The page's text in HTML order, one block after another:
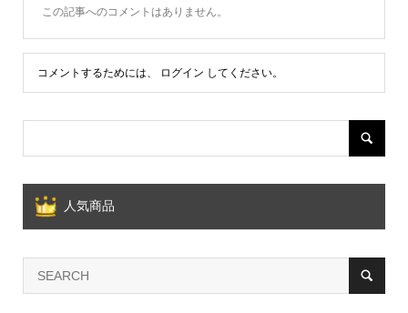
この記事へのコメントはありません。
コメントするためには、 ログイン してください。
人気商品